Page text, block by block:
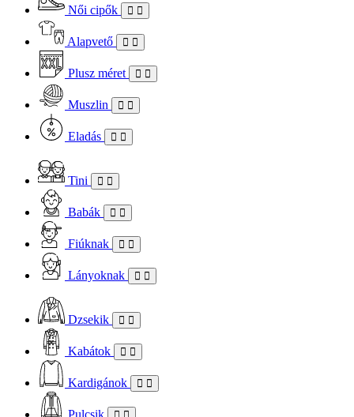
Női cipők
Alapvető
Plusz méret
Muszlin
Eladás
Tini
Babák
Fiúknak
Lányoknak
Dzsekik
Kabátok
Kardigánok
Pulcsik